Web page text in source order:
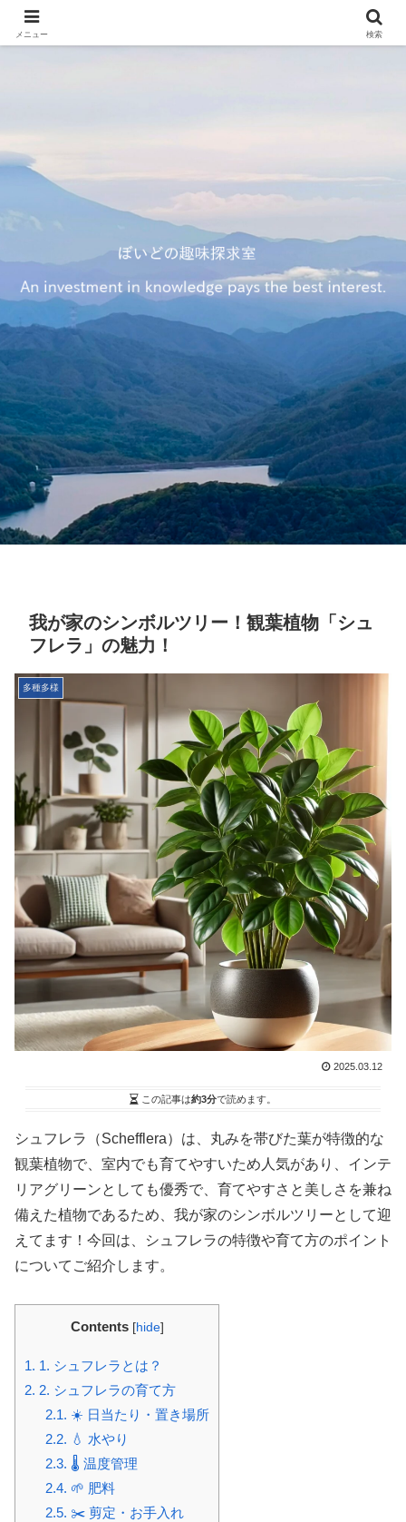
我が家のシンボルツリー！観葉植物「シュ
フレラ」の魅力！
多種多様
2025.03.12
この記事は約3分で読めます。
シュフレラ（Schefflera）は、丸みを帯びた葉が特徴的な
観葉植物で、室内でも育てやすいため人気があり、インテ
リアグリーンとしても優秀で、育てやすさと美しさを兼ね
備えた植物であるため、我が家のシンボルツリーとして迎
えてます！今回は、シュフレラの特徴や育て方のポイント
についてご紹介します。
Contents [hide]
1. 1. シュフレラとは？
2. 2. シュフレラの育て方
2.1. ☀️ 日当たり・置き場所
2.2. 💧 水やり
2.3. 🌡️ 温度管理
2.4. 🌱 肥料
2.5. ✂️ 剪定・お手入れ
メニュー 検索